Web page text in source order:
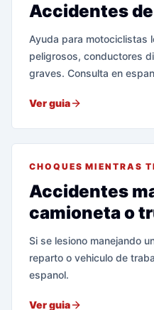
Accidentes
Ayuda para motociclistas
peligrosos, conductores
graves. Consulta en
Ver guia
CHOQUES MIENTRAS
Accidentes
camioneta o
Si se lesiono manejando
reparto o vehiculo de
espanol.
Ver guia